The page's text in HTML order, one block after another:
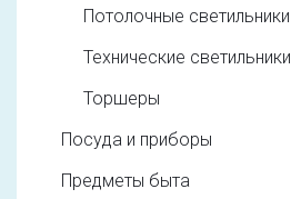
Потолочные светильники
Технические светильники
Торшеры
Посуда и приборы
Предметы быта